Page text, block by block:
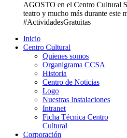
AGOSTO en el Centro Cultural
teatro y mucho más durante este
#ActividadesGratuitas
Inicio
Centro Cultural
Quienes somos
Organigrama CCSA
Historia
Centro de Noticias
Logo
Nuestras Instalaciones
Intranet
Ficha Técnica Centro
Cultural
Corporación